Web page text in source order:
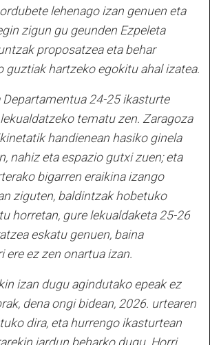
lehenago izan genuen eta
zigun gu geunden Ezpeleta
proposatzea eta behar
guztiak hartzeko egokitu ahal izatea.
Departamentua 24-25 ikasturte
tematu zen. Zaragoza
handienean hasiko ginela
nahiz eta espazio gutxi zuen; eta
bigarren eraikina izango
ziguten, baldintzak hobetuko
horretan, gure lekualdaketa 25-26
eskatu genuen, baina
ere ez zen onartua izan.
izan dugu agindutako epeak ez
dena ongi bidean, 2026. urtearen
dira, eta hurrengo ikasturtean